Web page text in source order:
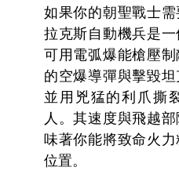
如果你的朝聖戰士
拉克斯自動機兵是
可用電弧爆能槍壓
的空爆導彈與擊毀
並用兇猛的利爪撕
人。其速度與飛越
味著你能將致命火
位置。